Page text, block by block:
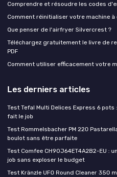
Comprendre et résoudre les codes
Comment réinitialiser votre machine à
Que penser de l'airfryer Silvercrest ?
Téléchargez gratuitement le livre de
PDF
Comment utiliser efficacement votre
Les derniers articles
Test Tefal Multi Delices Express 6
fait le job
Test Rommelsbacher PM 220
boulot sans être parfaite
Test Comfee CH90J64ET4A2B2-EU :
job sans exploser le budget
Test Kränzle UFO Round Cleaner 350